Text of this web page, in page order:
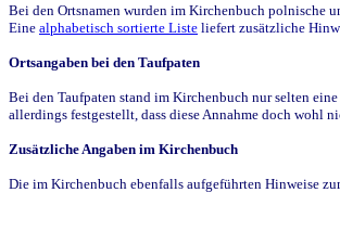
Bei den Ortsnamen wurden im Kirchenbuch polnische
Eine alphabetisch sortierte Liste liefert zusätzliche
Ortsangaben bei den Taufpaten
Bei den Taufpaten stand im Kirchenbuch nur selten
allerdings festgestellt, dass diese Annahme doch wohl
Zusätzliche Angaben im Kirchenbuch
Die im Kirchenbuch ebenfalls aufgeführten Hinweise